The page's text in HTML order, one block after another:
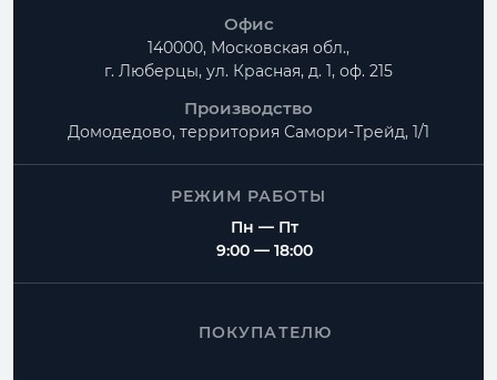
Офис
140000, Московская обл.,
г. Люберцы, ул. Красная, д. 1, оф. 215
Производство
Домодедово, территория Самори-Трейд, 1/1
РЕЖИМ РАБОТЫ
Пн — Пт
9:00 — 18:00
ПОКУПАТЕЛЮ